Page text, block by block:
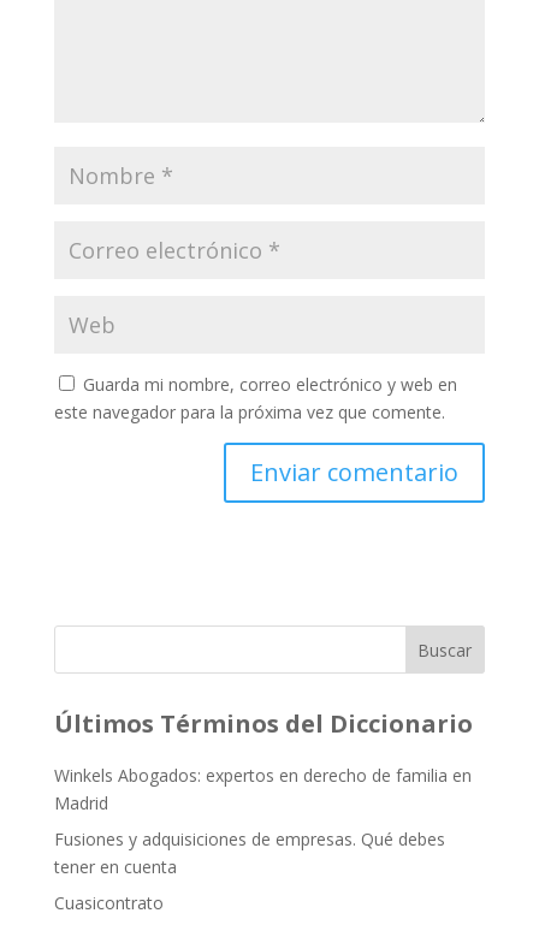
Guarda mi nombre, correo electrónico y web en
este navegador para la próxima vez que comente.
Buscar
Últimos Términos del Diccionario
Winkels Abogados: expertos en derecho de familia en
Madrid
Fusiones y adquisiciones de empresas. Qué debes
tener en cuenta
Cuasicontrato